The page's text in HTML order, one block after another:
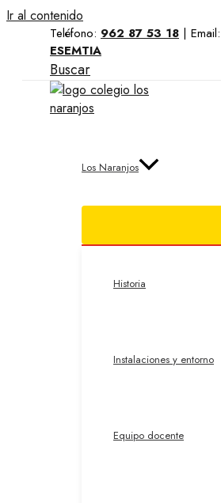
Ir al contenido
Teléfono: 962 87 53 18 | Email:
ESEMTIA
Buscar
Los Naranjos
Historia
Instalaciones y entorno
Equipo docente